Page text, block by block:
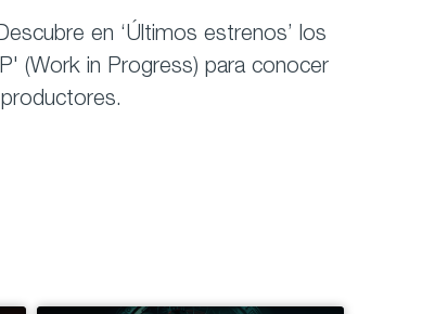
en ‘Últimos estrenos’ los
(Work in Progress) para conocer